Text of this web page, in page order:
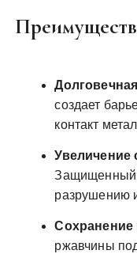
создает
контакт
Увеличение
Защищенный
разрушению
Сохранение
ржавчины